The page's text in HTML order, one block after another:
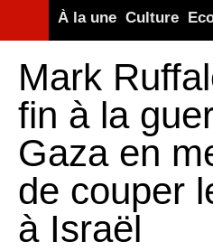
À la une Culture
Mark
fin à la
Gaza en
de couper
à Israël